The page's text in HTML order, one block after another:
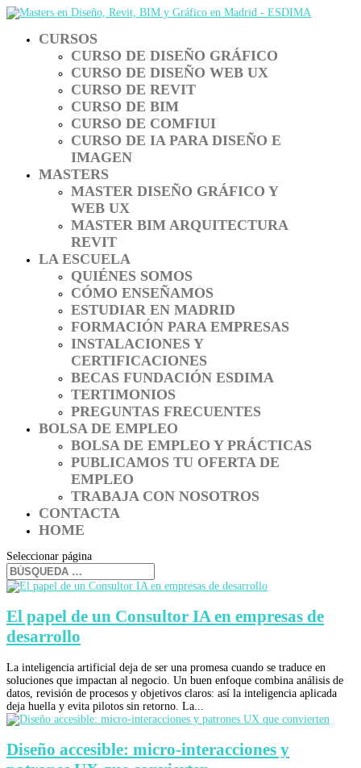
CURSOS
CURSO DE DISEÑO GRÁFICO
CURSO DE DISEÑO WEB UX
CURSO DE REVIT
CURSO DE BIM
CURSO DE COMFIUI
CURSO DE IA PARA DISEÑO E
IMAGEN
MASTERS
MASTER DISEÑO GRÁFICO Y
WEB UX
MASTER BIM ARQUITECTURA
REVIT
LA ESCUELA
QUIÉNES SOMOS
CÓMO ENSEÑAMOS
ESTUDIAR EN MADRID
FORMACIÓN PARA EMPRESAS
INSTALACIONES Y
CERTIFICACIONES
BECAS FUNDACIÓN ESDIMA
TERTIMONIOS
PREGUNTAS FRECUENTES
BOLSA DE EMPLEO
BOLSA DE EMPLEO Y PRÁCTICAS
PUBLICAMOS TU OFERTA DE
EMPLEO
TRABAJA CON NOSOTROS
CONTACTA
HOME
Seleccionar página
El papel de un Consultor IA en empresas de
desarrollo
La inteligencia artificial deja de ser una promesa cuando se traduce en
soluciones que impactan al negocio. Un buen enfoque combina análisis de
datos, revisión de procesos y objetivos claros: así la inteligencia aplicada
deja huella y evita pilotos sin retorno. La...
Diseño accesible: micro-interacciones y